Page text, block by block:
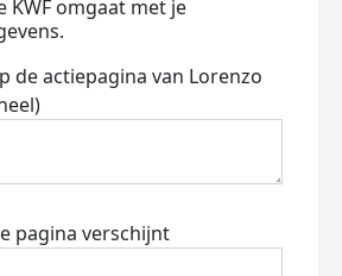
KWF omgaat met je
de actiepagina van Lorenzo
pagina verschijnt